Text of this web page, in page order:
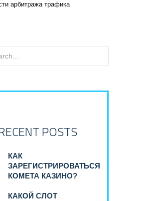
арбитража трафика
POSTS
КАК
ЗАРЕГИСТРИРОВАТЬСЯ
КОМЕТА КАЗИНО?
КАКОЙ СЛОТ